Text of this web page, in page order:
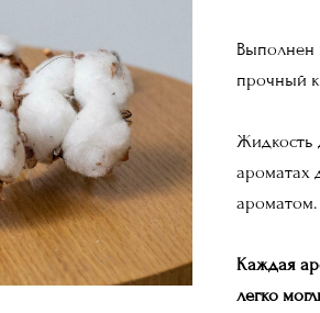
Выполнен
прочный
Жидкость
ароматах
ароматом.
Каждая
легко